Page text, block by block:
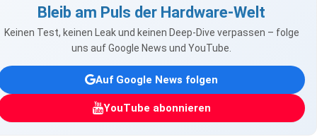
Bleib am Puls der Hardware-Welt
Keinen Test, keinen Leak und keinen Deep-Dive verpassen – folge
uns auf Google News und YouTube.
Auf Google News folgen
YouTube abonnieren